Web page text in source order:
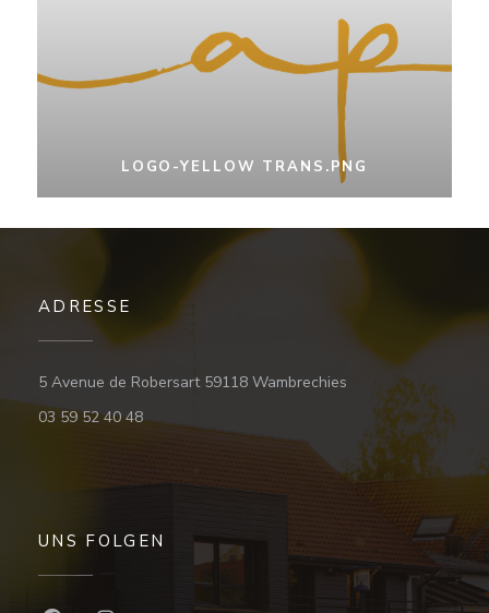
LOGO-YELLOW TRANS.PNG
ADRESSE
5 Avenue de Robersart 59118 Wambrechies ((öffnet ein neues
03 59 52 40 48
UNS FOLGEN